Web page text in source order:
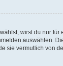
wirst du nur
auswählen.
sie vermutlich von